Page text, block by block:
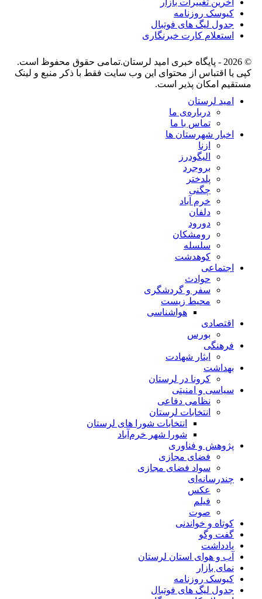
آخرین تغییرات بازار
کیوسک روزنامه
جدول لیگ های فوتبال
استعلام کارت خبرنگاری
© 2026 - پایگاه خبری اميد لرستان.تمامی حقوق محفوظ است.
کپی یا اقتباس از محتوای این وب سایت فقط با ذکر منبع و لینک
مستقیم امکان پذیر است.
امید لرستان
درباره‌ی ما
تماس با ما
اخبار شهرستان ها
ازنا
الیگودرز
بروجرد
پلدختر
چگنی
خرم آباد
دلفان
دورود
رومشکان
سلسله
کوهدشت
اجتماعی
حوادث
سفر و گردشگری
محیط زیست
هواشناسی
اقتصادی
بورس
فرهنگی
ایثار شهادت
بهداشت
کرونا در لرستان
سیاسی و امنیتی
نظامی دفاعی
انتخابات لرستان
انتخابات شورا های لرستان
شورا شهر خرم‌آباد
پژوهش و فناوری
فضای مجازی
سواد فضای مجازی
چندرسانه‌ای
عكس
فیلم
صوت
کوتاه و خواندنی
گفت وگو
یادداشت
آب و هوای استان لرستان
نمای بازار
کیوسک روزنامه
جدول لیگ های فوتبال